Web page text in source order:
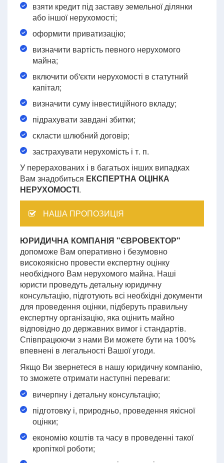
взяти кредит під заставу земельної ділянки
або іншої нерухомості;
оформити приватизацію;
визначити вартість певного нерухомого
майна;
включити об'єкти нерухомості в статутний
капітал;
визначити суму інвестиційного вкладу;
підрахувати завдані збитки;
скласти шлюбний договір;
застрахувати нерухомість і т. п.
У перерахованих і в багатьох інших випадках
Вам знадобиться ЕКСПЕРТНА ОЦІНКА
НЕРУХОМОСТІ.
НАША ПРОПОЗИЦІЯ
ЮРИДИЧНА КОМПАНІЯ "ЄВРОВЕКТОР"
допоможе Вам оперативно і безумовно
високоякісно провести експертну оцінку
необхідного Вам нерухомого майна. Наші
юристи проведуть детальну юридичну
консультацію, підготують всі необхідні документи
для проведення оцінки, підберуть правильну
експертну організацію, яка оцінить майно
відповідно до державних вимог і стандартів.
Співпрацюючи з нами Ви можете бути на 100%
впевнені в легальності Вашої угоди.
Якщо Ви звернетеся в нашу юридичну компанію,
то зможете отримати наступні переваги:
вичерпну і детальну консультацію;
підготовку і, природньо, проведення якісної
оцінки;
економію коштів та часу в проведенні такої
кропіткої роботи;